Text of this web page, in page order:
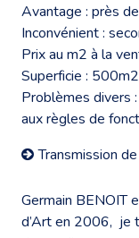
Avantage : près
Inconvénient :
Prix au m2 à la
Superficie : 500m2
Problèmes divers
aux règles de
Transmission
Germain BENOIT
d’Art en 2006, je